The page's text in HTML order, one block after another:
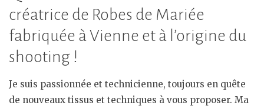
créatrice de Robes de Mariée
fabriquée à Vienne et à l’origine du
shooting !
Je suis passionnée et technicienne, toujours en quête
de nouveaux tissus et techniques à vous proposer. Ma